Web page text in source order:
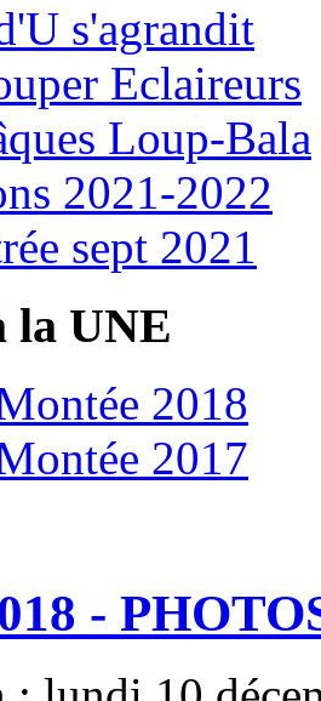
s'agrandit
Eclaireurs
Loup-Bala
2021-2022
sept 2021
la UNE
2018
2017
-